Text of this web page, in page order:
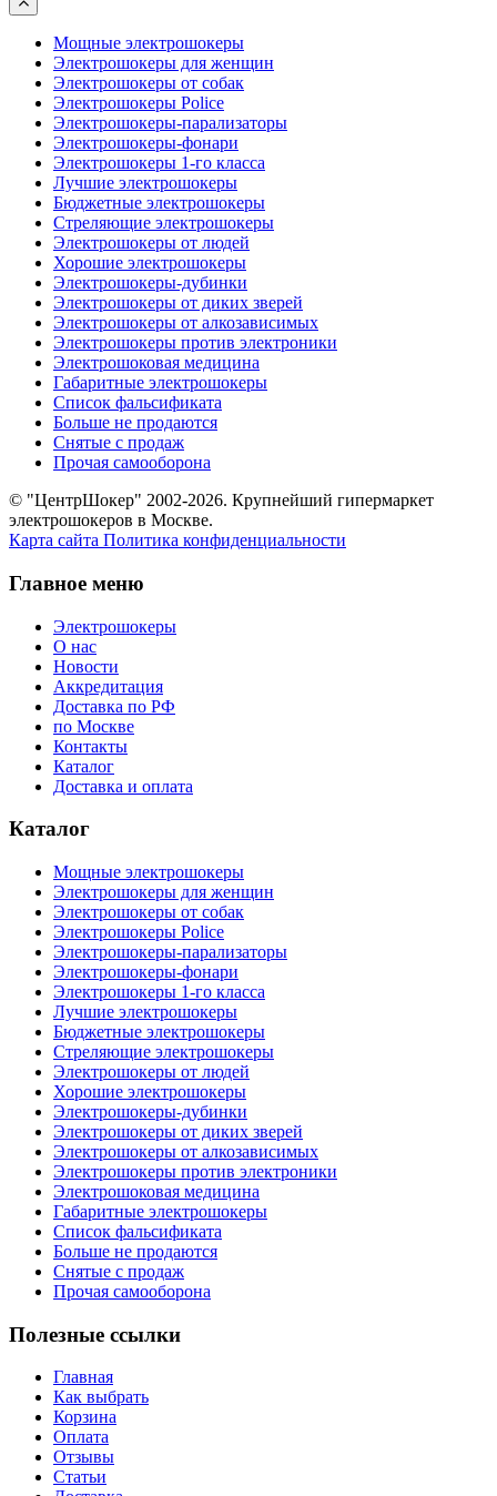
Мощные электрошокеры
Электрошокеры для женщин
Электрошокеры от собак
Электрошокеры Police
Электрошокеры-парализаторы
Электрошокеры-фонари
Электрошокеры 1-го класса
Лучшие электрошокеры
Бюджетные электрошокеры
Стреляющие электрошокеры
Электрошокеры от людей
Хорошие электрошокеры
Электрошокеры-дубинки
Электрошокеры от диких зверей
Электрошокеры от алкозависимых
Электрошокеры против электроники
Электрошоковая медицина
Габаритные электрошокеры
Список фальсификата
Больше не продаются
Снятые с продаж
Прочая самооборона
© "ЦентрШокер" 2002-2026. Крупнейший гипермаркет
электрошокеров в Москве.
Карта сайта Политика конфиденциальности
Главное меню
Электрошокеры
О нас
Новости
Аккредитация
Доставка по РФ
по Москве
Контакты
Каталог
Доставка и оплата
Каталог
Мощные электрошокеры
Электрошокеры для женщин
Электрошокеры от собак
Электрошокеры Police
Электрошокеры-парализаторы
Электрошокеры-фонари
Электрошокеры 1-го класса
Лучшие электрошокеры
Бюджетные электрошокеры
Стреляющие электрошокеры
Электрошокеры от людей
Хорошие электрошокеры
Электрошокеры-дубинки
Электрошокеры от диких зверей
Электрошокеры от алкозависимых
Электрошокеры против электроники
Электрошоковая медицина
Габаритные электрошокеры
Список фальсификата
Больше не продаются
Снятые с продаж
Прочая самооборона
Полезные ссылки
Главная
Как выбрать
Корзина
Оплата
Отзывы
Статьи